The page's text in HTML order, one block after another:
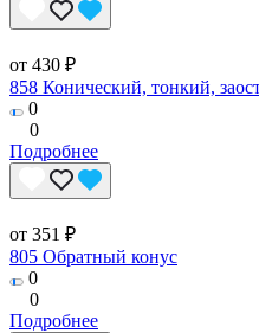
от 430 ₽
858 Конический, тонкий,
0
0
Подробнее
от 351 ₽
805 Обратный конус
0
0
Подробнее